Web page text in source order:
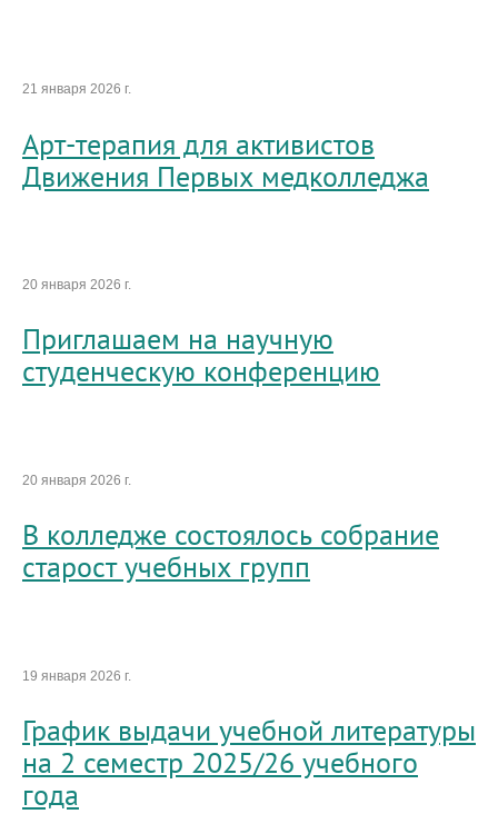
21 января 2026 г.
Арт-терапия для активистов
Движения Первых медколледжа
20 января 2026 г.
Приглашаем на научную
студенческую конференцию
20 января 2026 г.
В колледже состоялось собрание
старост учебных групп
19 января 2026 г.
График выдачи учебной литературы
на 2 семестр 2025/26 учебного
года